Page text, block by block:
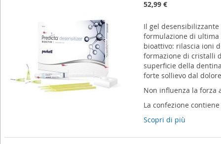
52,99 €
Il gel
formulazione di ultima
bioattivo: rilascia ioni
formazione di cristalli
superficie della
forte sollievo dal
Non influenza la forza
La confezione
Scopri di più